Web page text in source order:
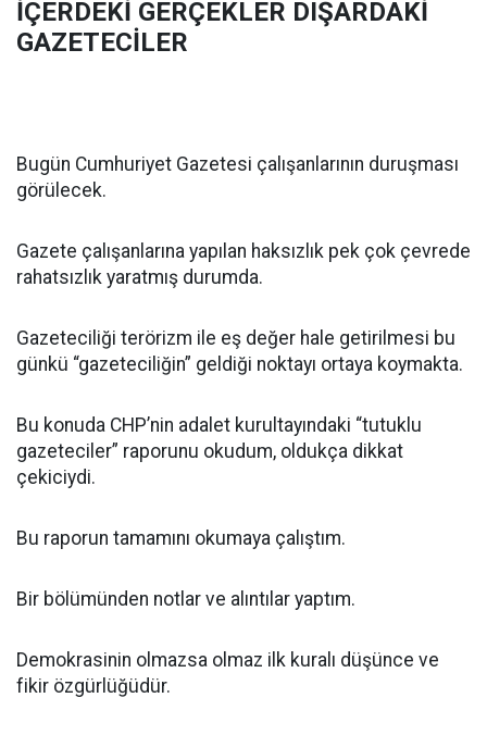
İÇERDEKİ GERÇEKLER DIŞARDAKİ
GAZETECİLER
Bugün Cumhuriyet Gazetesi çalışanlarının duruşması
görülecek.
Gazete çalışanlarına yapılan haksızlık pek çok çevrede
rahatsızlık yaratmış durumda.
Gazeteciliği terörizm ile eş değer hale getirilmesi bu
günkü “gazeteciliğin” geldiği noktayı ortaya koymakta.
Bu konuda CHP’nin adalet kurultayındaki “tutuklu
gazeteciler” raporunu okudum, oldukça dikkat
çekiciydi.
Bu raporun tamamını okumaya çalıştım.
Bir bölümünden notlar ve alıntılar yaptım.
Demokrasinin olmazsa olmaz ilk kuralı düşünce ve
fikir özgürlüğüdür.